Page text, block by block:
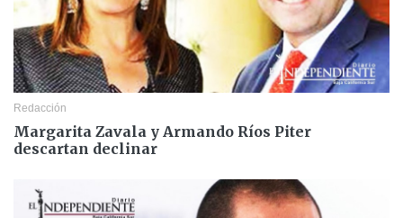
Redacción
Margarita Zavala y Armando Ríos Piter
descartan declinar